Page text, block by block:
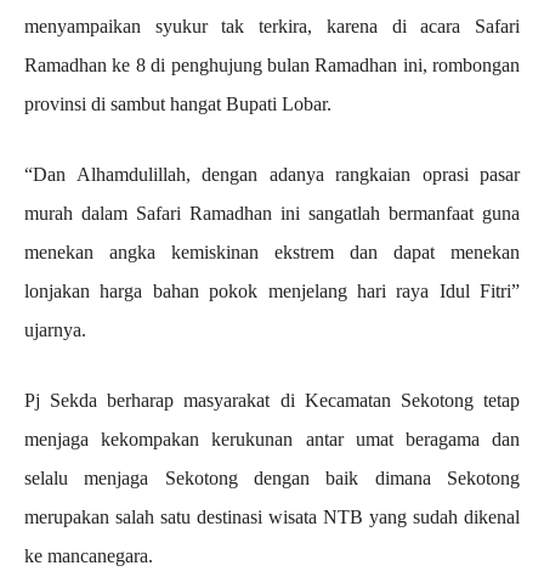
menyampaikan syukur tak terkira, karena di acara Safari
Ramadhan ke 8 di penghujung bulan Ramadhan ini, rombongan
provinsi di sambut hangat Bupati Lobar.
“Dan Alhamdulillah, dengan adanya rangkaian oprasi pasar
murah dalam Safari Ramadhan ini sangatlah bermanfaat guna
menekan angka kemiskinan ekstrem dan dapat menekan
lonjakan harga bahan pokok menjelang hari raya Idul Fitri”
ujarnya.
Pj Sekda berharap masyarakat di Kecamatan Sekotong tetap
menjaga kekompakan kerukunan antar umat beragama dan
selalu menjaga Sekotong dengan baik dimana Sekotong
merupakan salah satu destinasi wisata NTB yang sudah dikenal
ke mancanegara.